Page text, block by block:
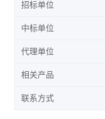
招标单位
中标单位
代理单位
相关产品
联系方式